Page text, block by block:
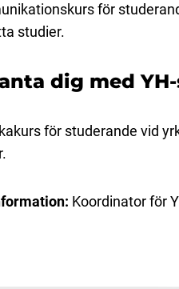
för
studier.
dig med
för studerande vid
Koordinator för